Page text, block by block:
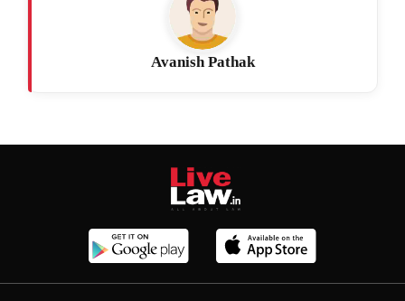
Avanish Pathak